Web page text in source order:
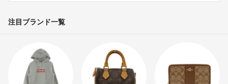
注目ブランド一覧